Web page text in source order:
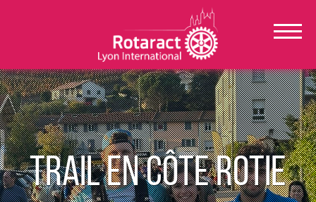
Trail en Côte Rotie